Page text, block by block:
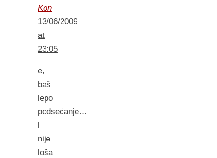
Kon
13/06/2009
at
23:05
e,
baš
lepo
podsećanje…
i
nije
loša